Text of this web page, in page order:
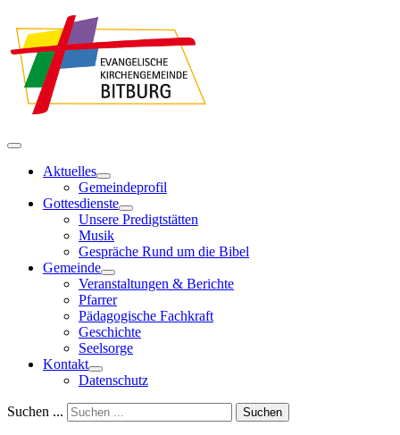
Aktuelles
Gemeindeprofil
Gottesdienste
Unsere Predigtstätten
Musik
Gespräche Rund um die Bibel
Gemeinde
Veranstaltungen & Berichte
Pfarrer
Pädagogische Fachkraft
Geschichte
Seelsorge
Kontakt
Datenschutz
Suchen ... Suchen